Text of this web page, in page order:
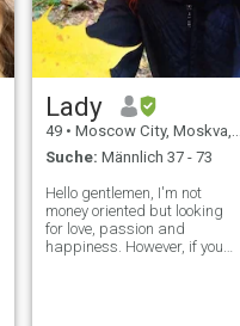
Lady
49 • Moscow City, Moskva, Russland
Suche: Männlich 37 - 73
Hello gentlemen, I'm not
money oriented but looking
for love, passion and
happiness. However, if you